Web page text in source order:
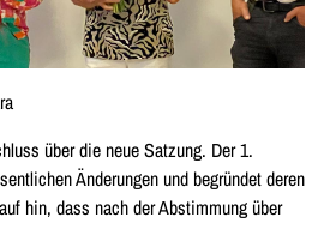
über die neue Satzung. Der 1.
Änderungen und begründet deren
hin, dass nach der Abstimmung über